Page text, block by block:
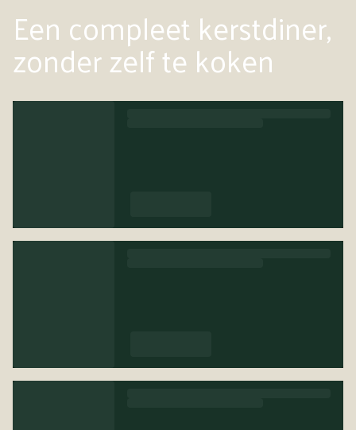
Een compleet kerstdiner,
zonder zelf te koken